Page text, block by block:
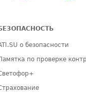
БЕЗОПАСНОСТЬ
о безопасности
по проверке